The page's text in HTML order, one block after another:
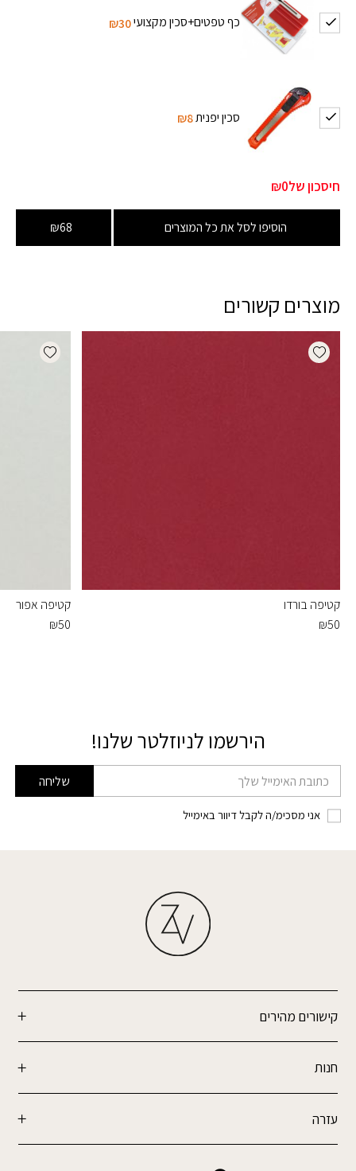
כף טפטים+סכין מקצועי₪30
סכין יפנית₪8
חיסכון של₪0
הוסיפו לסל את כל המוצרים ₪68
מוצרים קשורים
Add wishlist
קטיפה בורדו
₪50
wishlist
קטיפה אפור
₪50
הירשמו לניוזלטר שלנו!
דוא׳׳ל שליחה
אני מסכימ/ה לקבל דיוור באימייל
קישורים מהירים
חנות
עזרה